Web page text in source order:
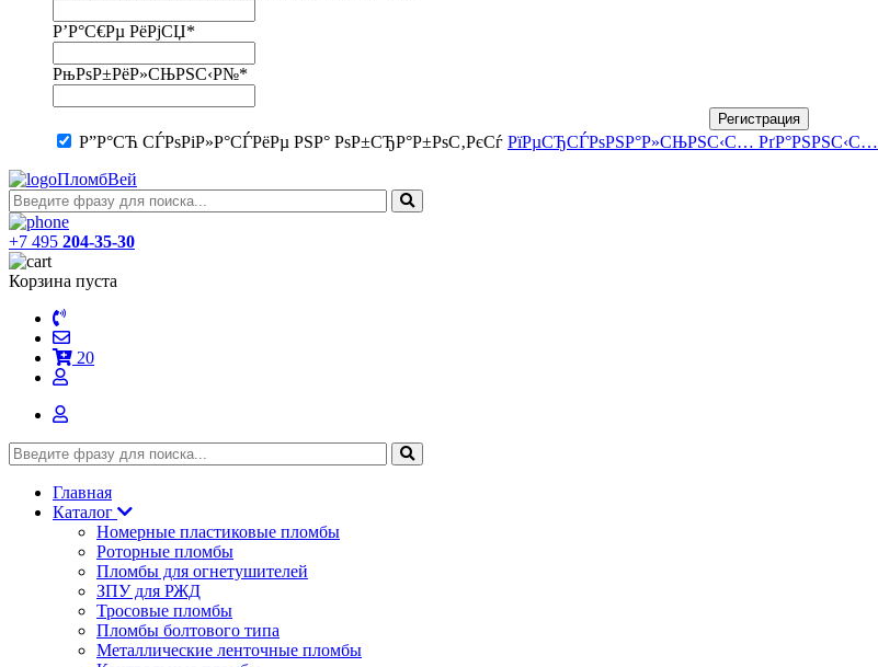
Р’Р°С€Рµ РёРјСЏ*
РњРѕР±РёР»СЊРЅС‹Р№*
Регистрация
Р”Р°СЋ СЃРѕРіР»Р°СЃРёРµ РЅР° РѕР±СЂР°Р±РѕС‚РєСѓ РїРµСЂСЃРѕРЅР°Р»СЊРЅС‹С… РґР°РЅРЅС‹С…
ПломбВей
+7 495 204-35-30
Корзина пуста
20
Главная
Каталог
Номерные пластиковые пломбы
Роторные пломбы
Пломбы для огнетушителей
ЗПУ для РЖД
Тросовые пломбы
Пломбы болтового типа
Металлические ленточные пломбы